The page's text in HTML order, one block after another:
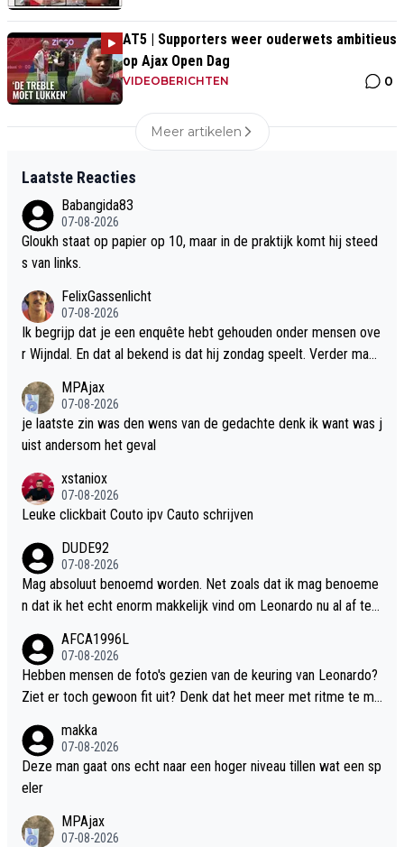
AT5 | Supporters weer ouderwets ambitieus
op Ajax Open Dag
VIDEOBERICHTEN 0
Meer artikelen
Laatste Reacties
Babangida83
07-08-2026
Gloukh staat op papier op 10, maar in de praktijk komt hij steed
s van links.
FelixGassenlicht
07-08-2026
Ik begrijp dat je een enquête hebt gehouden onder mensen ove
r Wijndal. En dat al bekend is dat hij zondag speelt. Verder mag
tekende wedstrijd speelde. Ten slotte mag benoemd worden d
at het logisch is om Ter Stegen niet zo maar meteen op te stell
en.
MPAjax
07-08-2026
je laatste zin was den wens van de gedachte denk ik want was j
uist andersom het geval
xstaniox
07-08-2026
Leuke clickbait Couto ipv Cauto schrijven
DUDE92
07-08-2026
Mag absoluut benoemd worden. Net zoals dat ik mag benoeme
n dat ik het echt enorm makkelijk vind om Leonardo nu al af te g
n gemoeten" en "hebben we het bonnetje van die Leo nog? Wat
een miskoop". Dat overdreven negativisme en focus op de slec
hte dingen is in mijn ogen triest. En dat mag ik best benoemen.
ehad.
AFCA1996L
07-08-2026
Hebben mensen de foto's gezien van de keuring van Leonardo?
Ziet er toch gewoon fit uit? Denk dat het meer met ritme te ma
makka
07-08-2026
Deze man gaat ons echt naar een hoger niveau tillen wat een sp
eler
MPAjax
07-08-2026